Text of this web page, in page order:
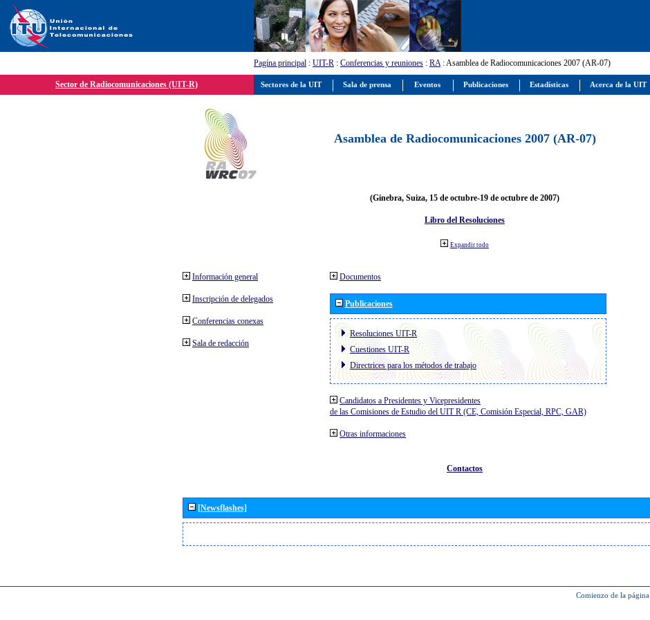
Pagína principal : UIT-R : Conferencias y reuniones : RA: Asamblea de Radiocomunicaciones 2007 (AR-07)
Sector de Radiocomunicaciones (UIT-R)
Asamblea de Radiocomunicaciones 2007 (AR-07)
(Ginebra, Suiza, 15 de octubre-19 de octubre de 2007)
Libro del Resoluciones
Expandir todo
Información general
Inscripción de delegados
Conferencias conexas
Sala de redacción
Documentos
Publicaciones
Resoluciones UIT-R
Cuestiones UIT-R
Directrices para los métodos de trabajo
Candidatos a Presidentes y Vicepresidentes
de las Comisiones de Estudio del UIT R (CE, Comisión Especial, RPC, GAR)
Otras informaciones
Contactos
[Newsflashes]
Comienzo de la página
Sectores de la UIT Sala de prensa Eventos Publicaciones Estadísticas Acerca de la UIT